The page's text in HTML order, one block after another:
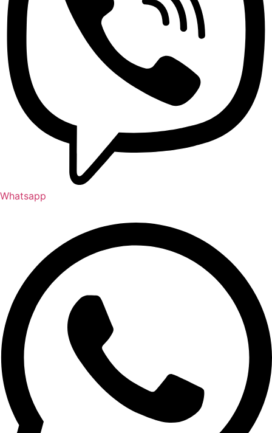
Whatsapp